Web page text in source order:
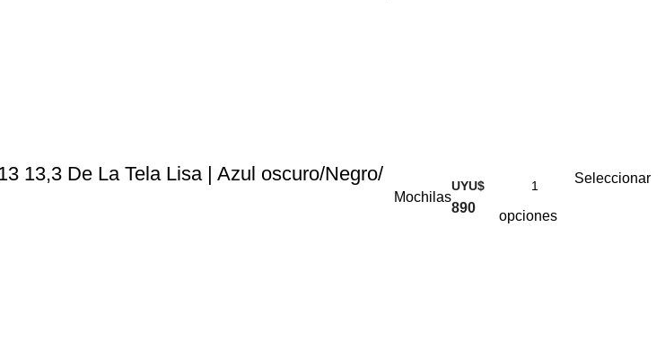
13,3 De La Tela Lisa | Azul oscuro/Negro/
Mochilas
UYU$
890
Seleccionar
opciones